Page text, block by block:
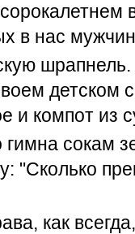
в нас
детском
и компот из
гимна сокам
"Сколько
как